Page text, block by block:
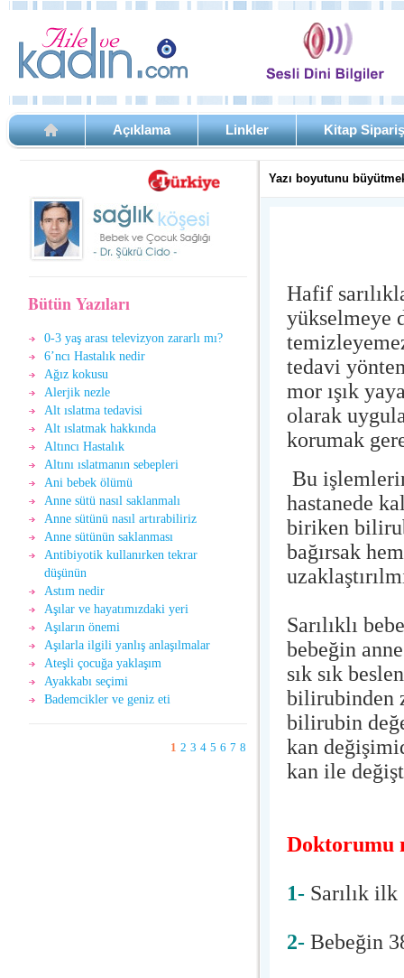
Açıklama Linkler Kitap
Bütün Yazıları
0-3 yaş arası televizyon zararlı mı?
6’ncı Hastalık nedir
Ağız kokusu
Alerjik nezle
Alt ıslatma tedavisi
Alt ıslatmak hakkında
Altıncı Hastalık
Altını ıslatmanın sebepleri
Ani bebek ölümü
Anne sütü nasıl saklanmalı
Anne sütünü nasıl artırabiliriz
Anne sütünün saklanması
Antibiyotik kullanırken tekrar
düşünün
Astım nedir
Aşılar ve hayatımızdaki yeri
Aşıların önemi
Aşılarla ilgili yanlış anlaşılmalar
Ateşli çocuğa yaklaşım
Ayakkabı seçimi
Bademcikler ve geniz eti
1 2 3 4 5 6 7 8
Yazı boyutunu
Hafif
yükselmeye
tedavi
mor ışık
olarak
korumak
Bu
hastanede
biriken
bağırsak
Sarılıklı
bebeğin
sık sık
bilirubinden
bilirubin
kan
kan ile
Doktorumu
1- Sarılık ilk
2- Bebeğin